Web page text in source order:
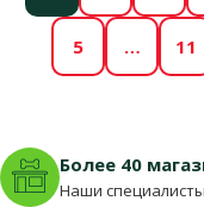
5 … 11
Более 40
Наши